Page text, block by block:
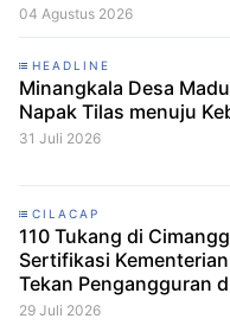
04 Agustus 2026
HEADLINE
Minangkala Desa
Napak Tilas menuju
31 Juli 2026
CILACAP
110 Tukang di
Sertifikasi
Tekan Pengangguran
29 Juli 2026